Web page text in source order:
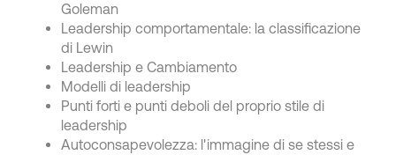
Goleman
Leadership comportamentale: la classificazione
di Lewin
Leadership e Cambiamento
Modelli di leadership
Punti forti e punti deboli del proprio stile di
leadership
Autoconsapevolezza: l'immagine di se stessi e